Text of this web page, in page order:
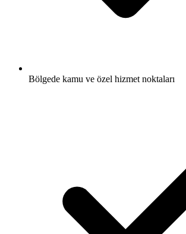
Bölgede kamu ve özel hizmet noktaları